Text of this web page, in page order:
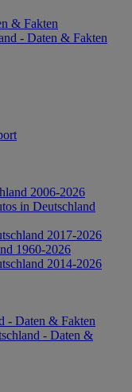
& Fakten
- Daten & Fakten
2006-2026
in Deutschland
2017-2026
1960-2026
2014-2026
- Daten & Fakten
- Daten &